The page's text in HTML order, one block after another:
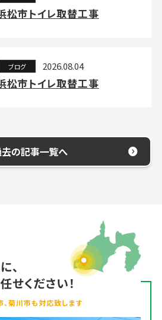
松市トイレ取替工事
ブログ 2026.08.04
松市トイレ取替工事
の記事一覧へ
、
せください！
、菊川市も対応致します